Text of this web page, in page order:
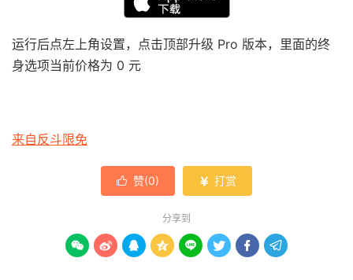
运行后点左上角设置，点击顶部升级 Pro 版本，里面的终
身选项当前价格为 0 元
来自反斗限免
 赞(0)  打赏
分享到
       